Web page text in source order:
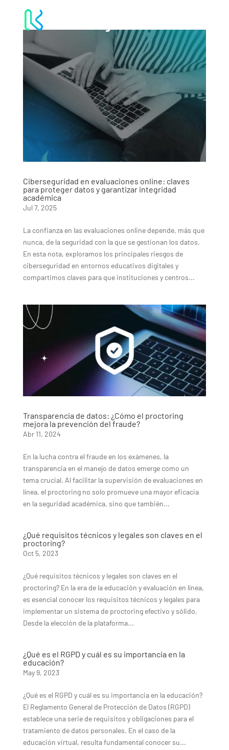
Ciberseguridad en evaluaciones online: claves
para proteger datos y garantizar integridad
académica
Jul 7, 2025
La confianza en las evaluaciones online depende, más que
nunca, de la seguridad con la que se gestionan los datos.
En esta nota, exploramos los principales riesgos de
ciberseguridad en entornos educativos digitales y
compartimos claves para que instituciones y centros...
Transparencia de datos: ¿Cómo el proctoring
mejora la prevención del fraude?
Abr 11, 2024
En la lucha contra el fraude en los exámenes, la
transparencia en el manejo de datos emerge como un
tema crucial. Al facilitar la supervisión de evaluaciones en
línea, el proctoring no solo promueve una mayor eficacia
en la seguridad académica, sino que también...
¿Qué requisitos técnicos y legales son claves en el
proctoring?
Oct 5, 2023
¿Qué requisitos técnicos y legales son claves en el
proctoring? En la era de la educación y evaluación en línea,
es esencial conocer los requisitos técnicos y legales para
implementar un sistema de proctoring efectivo y sólido.
Desde la elección de la plataforma...
¿Qué es el RGPD y cuál es su importancia en la
educación?
May 9, 2023
¿Qué es el RGPD y cuál es su importancia en la educación?
El Reglamento General de Protección de Datos (RGPD)
establece una serie de requisitos y obligaciones para el
tratamiento de datos personales. En el caso de la
educación virtual, resulta fundamental conocer su...